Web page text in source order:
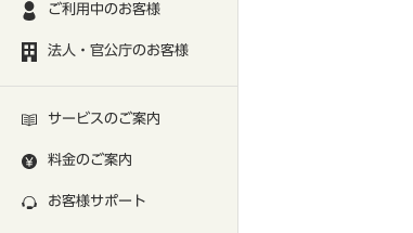
ご利用中のお客様
法人・官公庁のお客様
サービスのご案内
料金のご案内
お客様サポート